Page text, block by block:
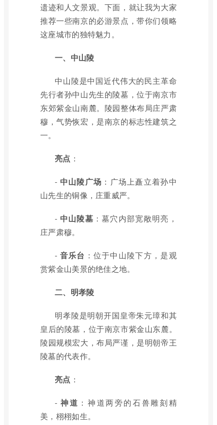
遗迹和人文景观。下面，就让我为大家
推荐一些南京的必游景点，带你们领略
这座城市的独特魅力。
一、中山陵
中山陵是中国近代伟大的民主革命
先行者孙中山先生的陵墓，位于南京市
东郊紫金山南麓。陵园整体布局庄严肃
穆，气势恢宏，是南京的标志性建筑之
一。
亮点 ：
- 中山陵广场 ：广场上矗立着孙中
山先生的铜像，庄重威严。
- 中山陵墓 ：墓穴内部宽敞明亮，
庄严肃穆。
- 音乐台 ：位于中山陵下方，是观
赏紫金山美景的绝佳之地。
二、明孝陵
明孝陵是明朝开国皇帝朱元璋和其
皇后的陵墓，位于南京市紫金山东麓。
陵园规模宏大，布局严谨，是明朝帝王
陵墓的代表作。
亮点 ：
- 神道 ：神道两旁的石兽雕刻精
美，栩栩如生。